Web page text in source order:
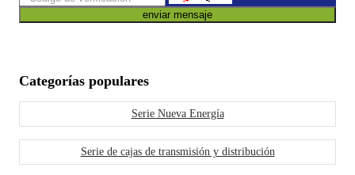
enviar mensaje
Categorías populares
Serie Nueva Energía
Serie de cajas de transmisión y distribución